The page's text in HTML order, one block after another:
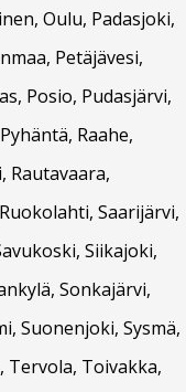
Oulu, Padasjoki,
Petäjävesi,
Posio, Pudasjärvi,
Raahe,
Rautavaara,
Saarijärvi,
Siikajoki,
Sonkajärvi,
Suonenjoki, Sysmä,
Tervola, Toivakka,